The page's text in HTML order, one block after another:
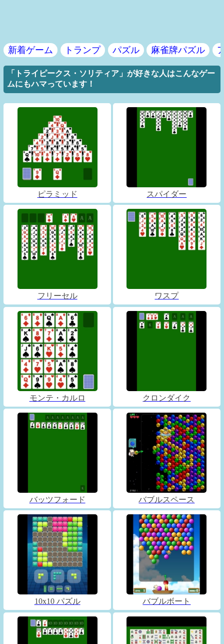
新着ゲーム トランプ パズル 麻雀牌パズル
「トライピークス・ソリティア」が好きな人はこんなゲー
ムにもハマっています！
ピラミッド スパイダー
フリーセル ワスプ
モンテ・カルロ クロンダイク
バッツフォード バブルスペース
10x10 パズル バブルボート